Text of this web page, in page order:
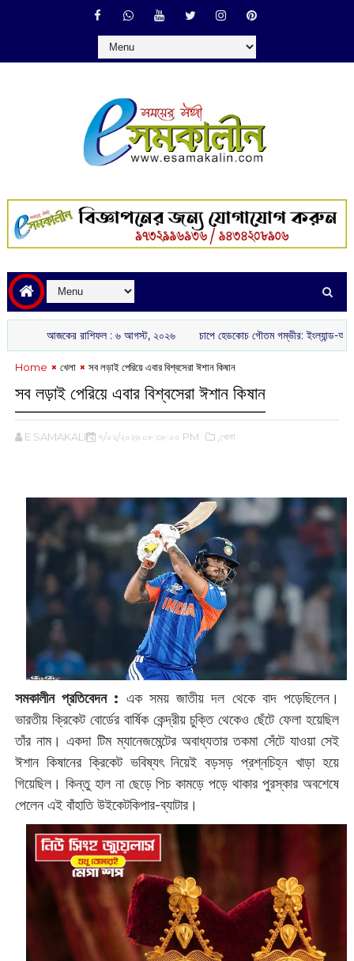
আজকের রাশিফল :‌ ‌‌৬ আগস্ট, ২০২৬ চাপে হেডকোচ গৌতম গম্ভীর: ইংল্যান্ড-আয়ারল্যান্ডে
Home খেলা সব লড়াই পেরিয়ে এবার বিশ্বসেরা ঈশান কিষান
সব লড়াই পেরিয়ে এবার বিশ্বসেরা ঈশান কিষান
E SAMAKALIN ৭/০২/২০২৬ ০৮:৩৮:০০ PM ,খেলা
সমকালীন প্রতিবেদন : এক সময় জাতীয় দল থেকে বাদ পড়েছিলেন।
ভারতীয় ক্রিকেট বোর্ডের বার্ষিক কেন্দ্রীয় চুক্তি থেকেও ছেঁটে ফেলা হয়েছিল
তাঁর নাম। একদা টিম ম্যানেজমেন্টের অবাধ্যতার তকমা সেঁটে যাওয়া সেই
ঈশান কিষানের ক্রিকেট ভবিষ্যৎ নিয়েই বড়সড় প্রশ্নচিহ্ন খাড়া হয়ে
গিয়েছিল। কিন্তু হাল না ছেড়ে পিচ কামড়ে পড়ে থাকার পুরস্কার অবশেষে
পেলেন এই বাঁহাতি উইকেটকিপার-ব্যাটার।